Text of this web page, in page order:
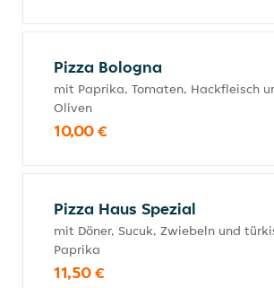
Pizza Bologna
mit Paprika, Tomaten, Hackfleisch
Oliven
10,00 €
Pizza Haus Spezial
mit Döner, Sucuk, Zwiebeln und
Paprika
11,50 €